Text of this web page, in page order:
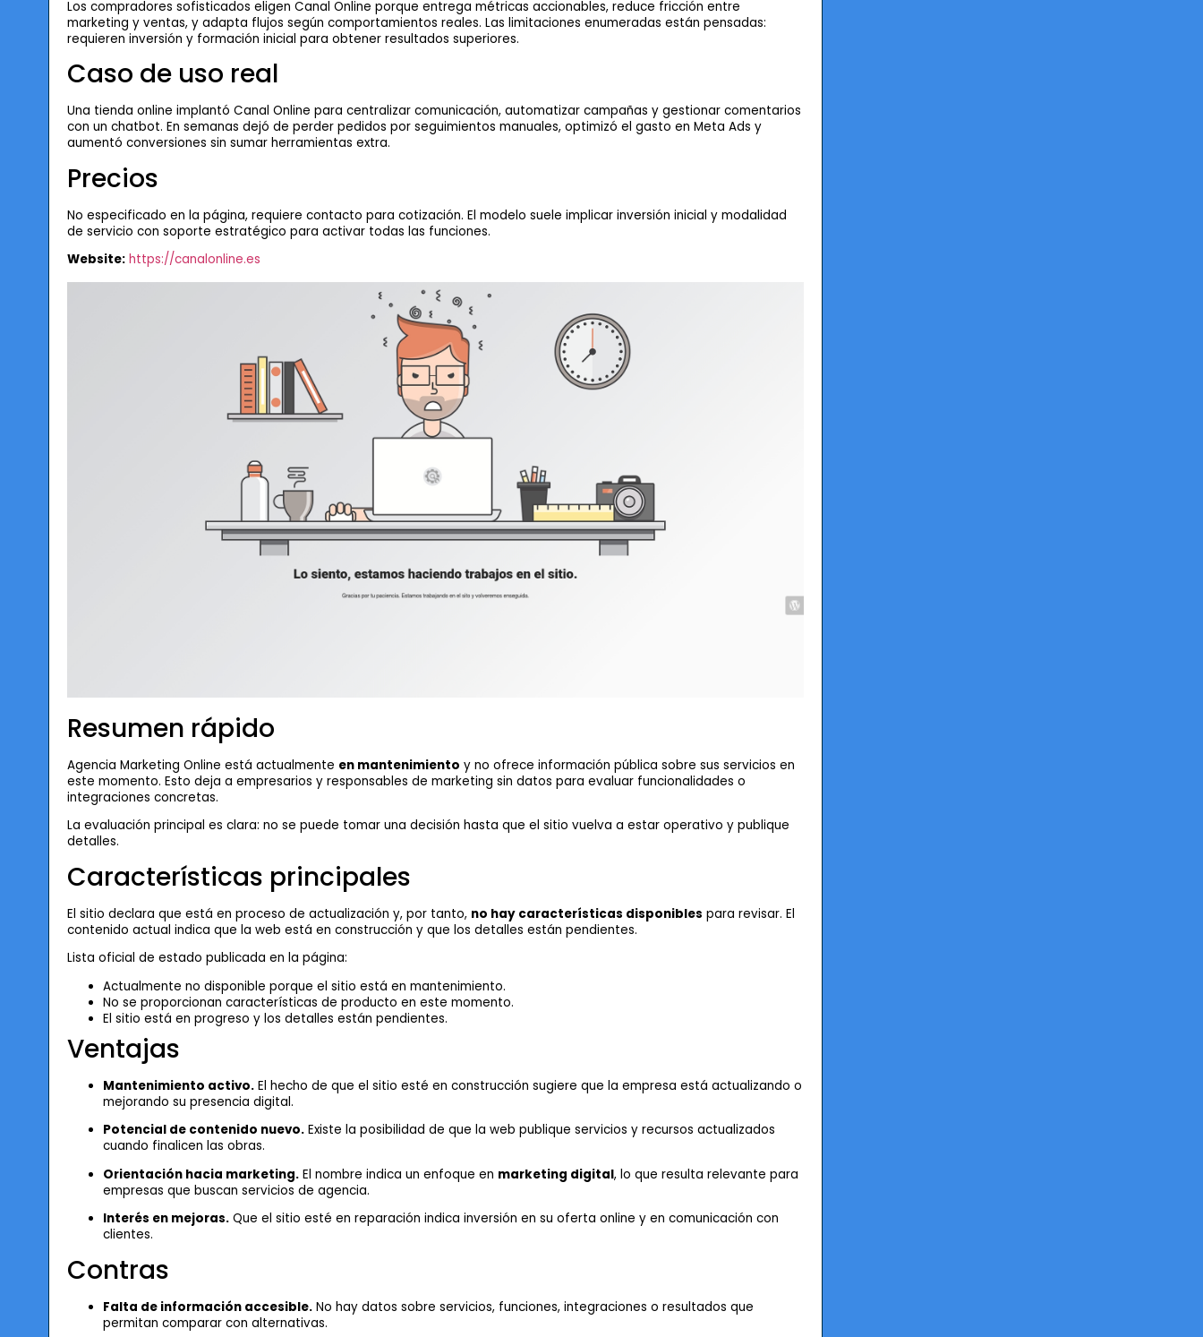
Los compradores sofisticados eligen Canal Online porque entrega métricas accionables, reduce fricción entre
marketing y ventas, y adapta flujos según comportamientos reales. Las limitaciones enumeradas están pensadas:
requieren inversión y formación inicial para obtener resultados superiores.
Caso de uso real
Una tienda online implantó Canal Online para centralizar comunicación, automatizar campañas y gestionar comentarios
con un chatbot. En semanas dejó de perder pedidos por seguimientos manuales, optimizó el gasto en Meta Ads y
aumentó conversiones sin sumar herramientas extra.
Precios
No especificado en la página, requiere contacto para cotización. El modelo suele implicar inversión inicial y modalidad
de servicio con soporte estratégico para activar todas las funciones.
Website: https://canalonline.es
Resumen rápido
Agencia Marketing Online está actualmente en mantenimiento y no ofrece información pública sobre sus servicios en
este momento. Esto deja a empresarios y responsables de marketing sin datos para evaluar funcionalidades o
integraciones concretas.
La evaluación principal es clara: no se puede tomar una decisión hasta que el sitio vuelva a estar operativo y publique
detalles.
Características principales
El sitio declara que está en proceso de actualización y, por tanto, no hay características disponibles para revisar. El
contenido actual indica que la web está en construcción y que los detalles están pendientes.
Lista oficial de estado publicada en la página:
Actualmente no disponible porque el sitio está en mantenimiento.
No se proporcionan características de producto en este momento.
El sitio está en progreso y los detalles están pendientes.
Ventajas
Mantenimiento activo.El hecho de que el sitio esté en construcción sugiere que la empresa está actualizando o
mejorando su presencia digital.
Potencial de contenido nuevo.Existe la posibilidad de que la web publique servicios y recursos actualizados
cuando finalicen las obras.
Orientación hacia marketing.El nombre indica un enfoque en marketing digital, lo que resulta relevante para
empresas que buscan servicios de agencia.
Interés en mejoras.Que el sitio esté en reparación indica inversión en su oferta online y en comunicación con
clientes.
Contras
Falta de información accesible.No hay datos sobre servicios, funciones, integraciones o resultados que
permitan comparar con alternativas.